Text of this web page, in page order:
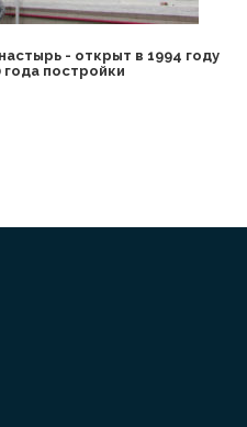
- открыт в 1994 году
постройки